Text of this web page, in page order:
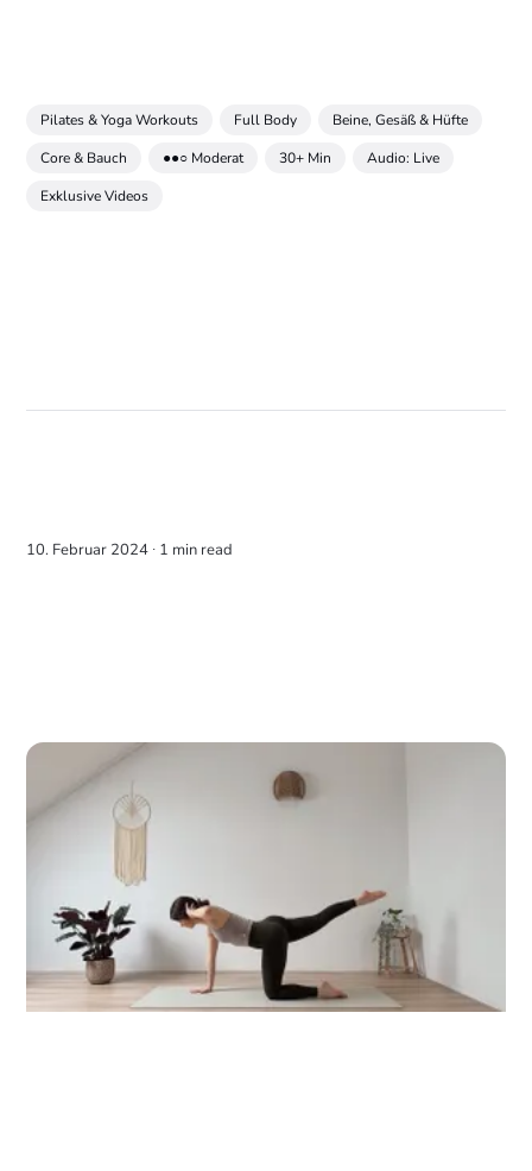
Pilates & Yoga Workouts Full Body
Beine, Gesäß & Hüfte
Core & Bauch
●●○ Moderat 30+ Min
Audio: Live
Exklusive Videos
10. Februar 2024 ∙ 1 min read